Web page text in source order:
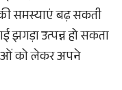
समस्याएं बढ़ सकती
झगड़ा उत्पन्न हो सकता
को लेकर अपने